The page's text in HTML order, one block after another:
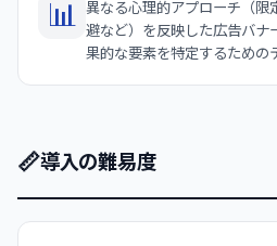
📊 異なる心理的アプローチ（限
避など）を反映した広告バナ
果的な要素を特定するための
📏導入の難易度